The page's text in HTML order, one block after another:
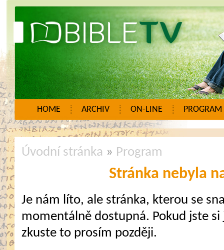
HOME ARCHIV ON-LINE PROGRAM
Úvodní stránka » Program
Stránka nebyla
Je nám líto, ale stránka, kterou se
momentálně dostupná. Pokud jste
zkuste to prosím později.